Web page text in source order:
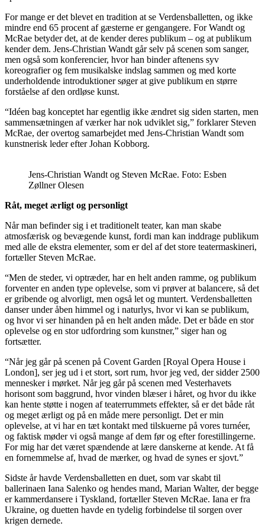
For mange er det blevet en tradition at se Verdensballetten, og ikke
mindre end 65 procent af gæsterne er gengangere. For Wandt og
McRae betyder det, at de kender deres publikum – og at publikum
kender dem. Jens-Christian Wandt går selv på scenen som sanger,
men også som konferencier, hvor han binder aftenens syv
koreografier og fem musikalske indslag sammen og med korte
underholdende introduktioner søger at give publikum en større
forståelse af den ordløse kunst.
“Idéen bag konceptet har egentlig ikke ændret sig siden starten, men
sammensætningen af værker har nok udviklet sig,” forklarer Steven
McRae, der overtog samarbejdet med Jens-Christian Wandt som
kunstnerisk leder efter Johan Kobborg.
Jens-Christian Wandt og Steven McRae. Foto: Esben
Zøllner Olesen
Råt, meget ærligt og personligt
Når man befinder sig i et traditionelt teater, kan man skabe
atmosfærisk og bevægende kunst, fordi man kan inddrage publikum
med alle de ekstra elementer, som er del af det store teatermaskineri,
fortæller Steven McRae.
“Men de steder, vi optræder, har en helt anden ramme, og publikum
forventer en anden type oplevelse, som vi prøver at balancere, så det
er gribende og alvorligt, men også let og muntert. Verdensballetten
danser under åben himmel og i naturlys, hvor vi kan se publikum,
og hvor vi ser hinanden på en helt anden måde. Det er både en stor
oplevelse og en stor udfordring som kunstner,” siger han og
fortsætter.
“Når jeg går på scenen på Covent Garden [Royal Opera House i
London], ser jeg ud i et stort, sort rum, hvor jeg ved, der sidder 2500
mennesker i mørket. Når jeg går på scenen med Vesterhavets
horisont som baggrund, hvor vinden blæser i håret, og hvor du ikke
kan hente støtte i nogen af teaterrummets effekter, så er det både råt
og meget ærligt og på en måde mere personligt. Det er min
oplevelse, at vi har en tæt kontakt med tilskuerne på vores turnéer,
og faktisk møder vi også mange af dem før og efter forestillingerne.
For mig har det været spændende at lære danskerne at kende. At få
en fornemmelse af, hvad de mærker, og hvad de synes er sjovt.”
Sidste år havde Verdensballetten en duet, som var skabt til
ballerinaen Iana Salenko og hendes mand, Marian Walter, der begge
er kammerdansere i Tyskland, fortæller Steven McRae. Iana er fra
Ukraine, og duetten havde en tydelig forbindelse til sorgen over
krigen dernede.